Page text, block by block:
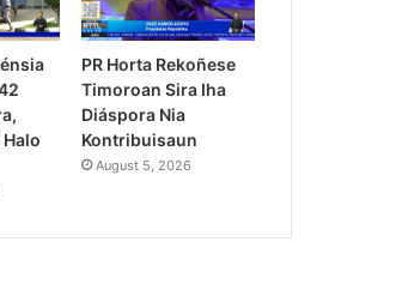
PR Horta Rekoñese
Timoroan Sira Iha
Diáspora Nia
Kontribuisaun
August 5, 2026